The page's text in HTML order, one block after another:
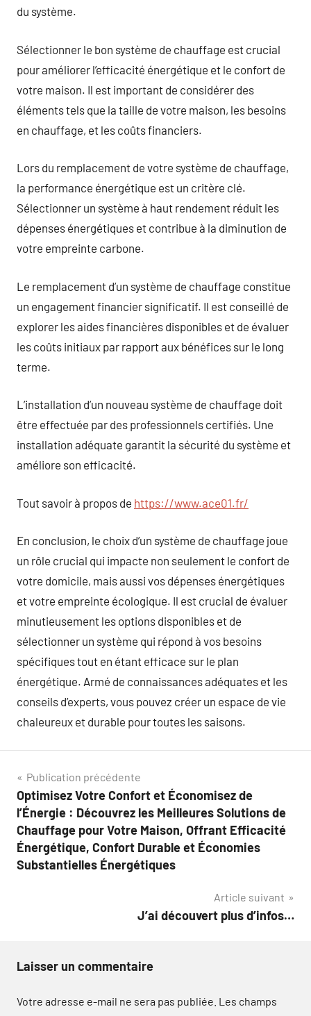
du système.
Sélectionner le bon système de chauffage est crucial
pour améliorer l’efficacité énergétique et le confort de
votre maison. Il est important de considérer des
éléments tels que la taille de votre maison, les besoins
en chauffage, et les coûts financiers.
Lors du remplacement de votre système de chauffage,
la performance énergétique est un critère clé.
Sélectionner un système à haut rendement réduit les
dépenses énergétiques et contribue à la diminution de
votre empreinte carbone.
Le remplacement d’un système de chauffage constitue
un engagement financier significatif. Il est conseillé de
explorer les aides financières disponibles et de évaluer
les coûts initiaux par rapport aux bénéfices sur le long
terme.
L’installation d’un nouveau système de chauffage doit
être effectuée par des professionnels certifiés. Une
installation adéquate garantit la sécurité du système et
améliore son efficacité.
Tout savoir à propos de https://www.ace01.fr/
En conclusion, le choix d’un système de chauffage joue
un rôle crucial qui impacte non seulement le confort de
votre domicile, mais aussi vos dépenses énergétiques
et votre empreinte écologique. Il est crucial de évaluer
minutieusement les options disponibles et de
sélectionner un système qui répond à vos besoins
spécifiques tout en étant efficace sur le plan
énergétique. Armé de connaissances adéquates et les
conseils d’experts, vous pouvez créer un espace de vie
chaleureux et durable pour toutes les saisons.
Navigation
de
l’article
Publication précédente
Optimisez Votre Confort et Économisez de
l’Énergie : Découvrez les Meilleures Solutions de
Chauffage pour Votre Maison, Offrant Efficacité
Énergétique, Confort Durable et Économies
Substantielles Énergétiques
Article suivant
J’ai découvert plus d’infos…
Laisser un commentaire
Votre adresse e-mail ne sera pas publiée. Les champs